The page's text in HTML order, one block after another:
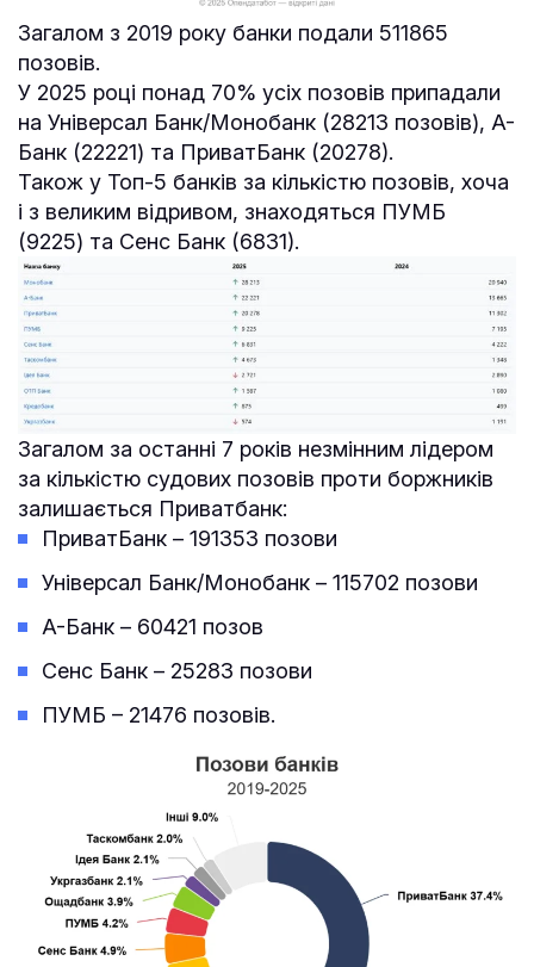
Загалом з 2019 року банки подали 511865
позовів.
У 2025 році понад 70% усіх позовів припадали
на Універсал Банк/Монобанк (28213 позовів), А-
Банк (22221) та ПриватБанк (20278).
Також у Топ-5 банків за кількістю позовів, хоча
і з великим відривом, знаходяться ПУМБ
(9225) та Сенс Банк (6831).
Загалом за останні 7 років незмінним лідером
за кількістю судових позовів проти боржників
залишається Приватбанк:
ПриватБанк – 191353 позови
Універсал Банк/Монобанк – 115702 позови
А-Банк – 60421 позов
Сенс Банк – 25283 позови
ПУМБ – 21476 позовів.